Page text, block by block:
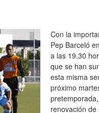
Con la
Pep Barceló
a las 19,30
que se han
esta misma
próximo
renovación